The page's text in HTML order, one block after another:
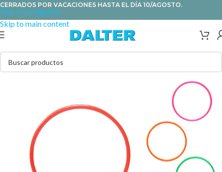
Skip to navigation
Skip to main content
CERRADOS POR VACACIONES HASTA EL DÍA 10/AGOSTO.